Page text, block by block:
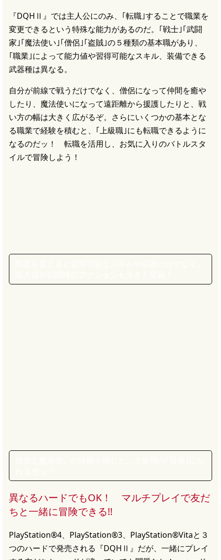
『DQHⅡ』では主人公にのみ、｢転職｣することで職業を
変更できるという特殊な能力があるのだ。｢戦士｣｢武闘
家｣｢魔法使い｣｢僧侶｣｢盗賊｣の５種類の基本職があり、
｢職業｣によって能力値や習得可能なスキル、装備できる
武器種は異なる。
自分が前線で戦うだけでなく、僧侶になって仲間を癒や
したり、魔法使いになって遠距離から援護したりと、戦
い方の幅は大きく広がるぞ。さらにいくつかの基本とな
る職業で経験を積むと、｢上級職｣にも転職できるように
なるのだッ！ 転職を活用し、お気に入りのバトルスタ
イルで冒険しよう！
異なるハードでもOK！ マルチプレイで友だ
ちと一緒に冒険できる!!
PlayStation®4、PlayStation®3、PlayStation®Vitaと３
つのハードで発売される『DQHⅡ』だが、一緒にプレイ